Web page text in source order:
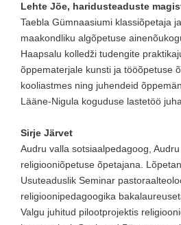
Lehte Jõe, haridusteaduste
Taebla Gümnaasiumi klassiõpetaja
maakondliku algõpetuse
Haapsalu kolledži tudengite
õppematerjale kunsti ja tööõpetuse
kooliastmes ning juhendeid
Lääne-Nigula koguduse lastetöö
Sirje Järvet
Audru valla sotsiaalpedagoog,
religiooniõpetuse õpetajana.
Usuteaduslik Seminar
religioonipedagoogika
Valgu juhitud pilootprojektis